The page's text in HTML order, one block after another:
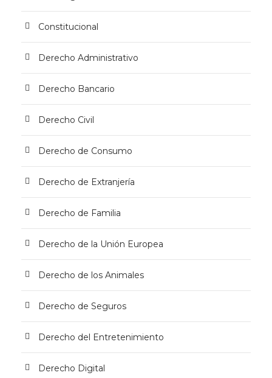
Constitucional
Derecho Administrativo
Derecho Bancario
Derecho Civil
Derecho de Consumo
Derecho de Extranjería
Derecho de Familia
Derecho de la Unión Europea
Derecho de los Animales
Derecho de Seguros
Derecho del Entretenimiento
Derecho Digital